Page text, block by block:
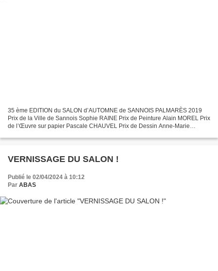
35 ème EDITION du SALON d’AUTOMNE de SANNOIS PALMARÈS 2019
Prix de la Ville de Sannois Sophie RAINE Prix de Peinture Alain MOREL Prix
de l’Œuvre sur papier Pascale CHAUVEL Prix de Dessin Anne-Marie
VERNISSAGE DU SALON !
Publié le 02/04/2024 à 10:12
Par ABAS